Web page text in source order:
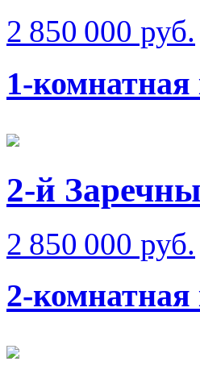
2 850 000 руб.
1-
2-й
2 850 000 руб.
2-комнатная